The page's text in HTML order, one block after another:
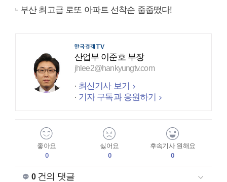
부산 최고급 로또 아파트 선착순 줍줍떴다!
산업부 이준호 부장
jhlee2@hankyungtv.com
최신기사 보기
기자 구독과 응원하기
좋아요
0
싫어요
0
후속기사 원해요
0
0건의 댓글